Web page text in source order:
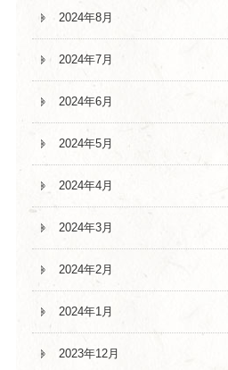
2024年8月
2024年7月
2024年6月
2024年5月
2024年4月
2024年3月
2024年2月
2024年1月
2023年12月